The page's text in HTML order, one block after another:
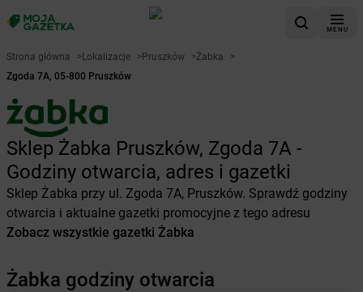
MENU
Strona główna >Lokalizacje >Pruszków >Żabka
>
Zgoda 7A, 05-800 Pruszków
Sklep Żabka Pruszków, Zgoda 7A -
Godziny otwarcia, adres i gazetki
Sklep Żabka przy ul. Zgoda 7A, Pruszków. Sprawdź godziny
otwarcia i aktualne gazetki promocyjne z tego adresu
Zobacz wszystkie gazetki Żabka
Żabka godziny otwarcia